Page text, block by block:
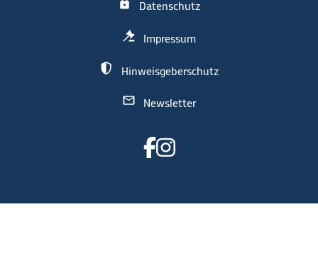
Datenschutz
Impressum
Hinweisgeberschutz
Newsletter